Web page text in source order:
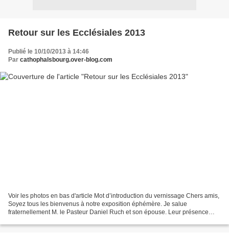
Retour sur les Ecclésiales 2013
Publié le 10/10/2013 à 14:46
Par cathophalsbourg.over-blog.com
Voir les photos en bas d'article Mot d’introduction du vernissage Chers amis,
Soyez tous les bienvenus à notre exposition éphémère. Je salue
fraternellement M. le Pasteur Daniel Ruch et son épouse. Leur présence